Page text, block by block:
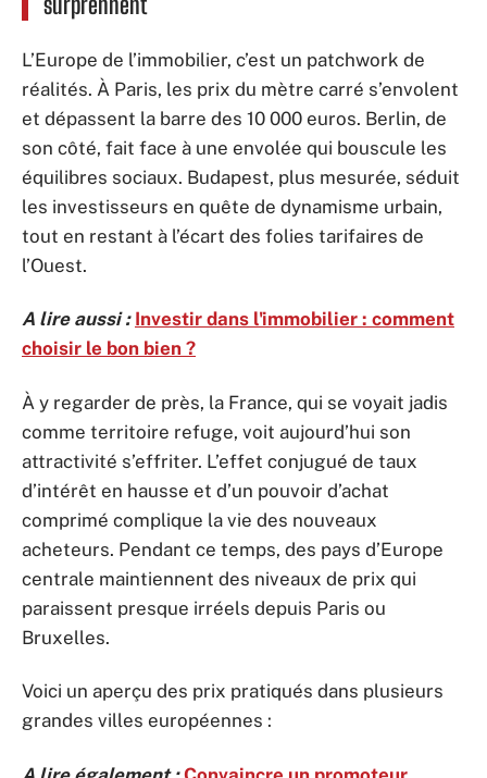
L’Europe de l’immobilier, c’est un patchwork de
réalités. À Paris, les prix du mètre carré s’envolent
et dépassent la barre des 10 000 euros. Berlin, de
son côté, fait face à une envolée qui bouscule les
équilibres sociaux. Budapest, plus mesurée, séduit
les investisseurs en quête de dynamisme urbain,
tout en restant à l’écart des folies tarifaires de
l’Ouest.
A lire aussi : Investir dans l'immobilier : comment
choisir le bon bien ?
À y regarder de près, la France, qui se voyait jadis
comme territoire refuge, voit aujourd’hui son
attractivité s’effriter. L’effet conjugué de taux
d’intérêt en hausse et d’un pouvoir d’achat
comprimé complique la vie des nouveaux
acheteurs. Pendant ce temps, des pays d’Europe
centrale maintiennent des niveaux de prix qui
paraissent presque irréels depuis Paris ou
Bruxelles.
Voici un aperçu des prix pratiqués dans plusieurs
grandes villes européennes :